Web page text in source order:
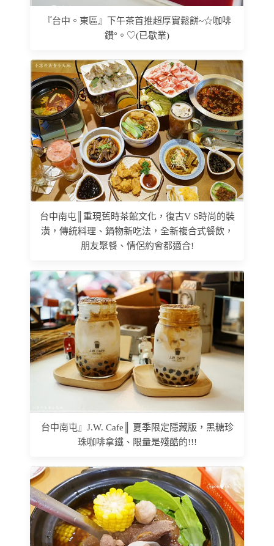
『台中。東區』下午茶首推超厚實鬆餅~☆咖啡
鑚°。♡(已歇業)
台中南屯║重現舊時茶館文化，復古V S時尚的裝
潢，傳統料理、鍋物新吃法，全新複合式餐飲，
朋友聚餐、情侶約會都適合!
台中南屯』J.W. Cafe║ 夏季限定隱藏版，黑糖珍
珠咖啡拿鐵、限量是殘酷的!!!